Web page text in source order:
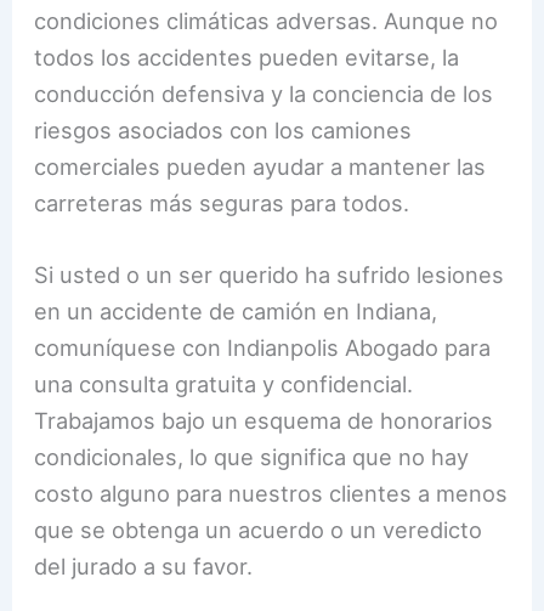
condiciones climáticas adversas. Aunque no
todos los accidentes pueden evitarse, la
conducción defensiva y la conciencia de los
riesgos asociados con los camiones
comerciales pueden ayudar a mantener las
carreteras más seguras para todos.
Si usted o un ser querido ha sufrido lesiones
en un accidente de camión en Indiana,
comuníquese con Indianpolis Abogado para
una consulta gratuita y confidencial.
Trabajamos bajo un esquema de honorarios
condicionales, lo que significa que no hay
costo alguno para nuestros clientes a menos
que se obtenga un acuerdo o un veredicto
del jurado a su favor.